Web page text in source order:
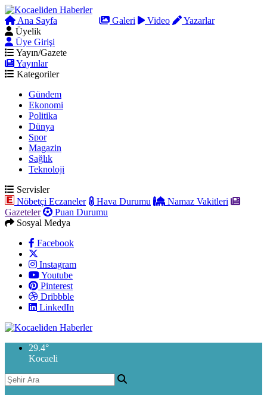
Ana Sayfa Galeri Video
Yazarlar
Üyelik
Üye Girişi
Yayın/Gazete
Yayınlar
Kategoriler
Gündem
Ekonomi
Politika
Dünya
Spor
Magazin
Sağlık
Teknoloji
Servisler
Nöbetçi Eczaneler
Hava Durumu
Namaz Vakitleri
Gazeteler
Puan Durumu
Sosyal Medya
Facebook
Instagram
Youtube
Pinterest
Dribbble
LinkedIn
29.4°
Kocaeli